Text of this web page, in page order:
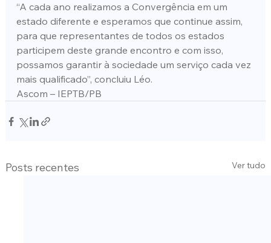
“A cada ano realizamos a Convergência em um
estado diferente e esperamos que continue assim,
para que representantes de todos os estados
participem deste grande encontro e com isso,
possamos garantir à sociedade um serviço cada vez
mais qualificado”, concluiu Léo.
Ascom – IEPTB/PB
Posts recentes Ver tudo